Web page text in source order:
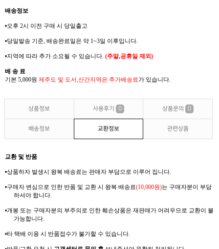
배송정보
•오후 2시 이전 구매 시 당일출고
•당일발송 기준, 배송완료일은 약 1~3일 이후입니다.
•지역에 따라 추가 소요될 수 있습니다. (주말,공휴일 제외 )
배 송 료
기본 5,000원 제주도 및 도서,산간지역은 추가배송료가 있습니다.
상품정보 사용후기 0 상품문의 0
배송정보 교환정보 관련상품
교환 및 반품
•상품하자 발생시 왕복 배송료는 판매자 부담으로 이루어 집니다.
•구매자 변심으로 인한 반품 및 교환 시 왕복 배송료(10,000원)는 구매자분이 부담
하셔야 합니다.
•개봉 또는 구매자분의 부주의로 인한 훼손상품은 재판매가 어려우므로 교환이 불
가능합니다.
•타 택배 이용 시 반품접수가 불가할 수 있습니다.